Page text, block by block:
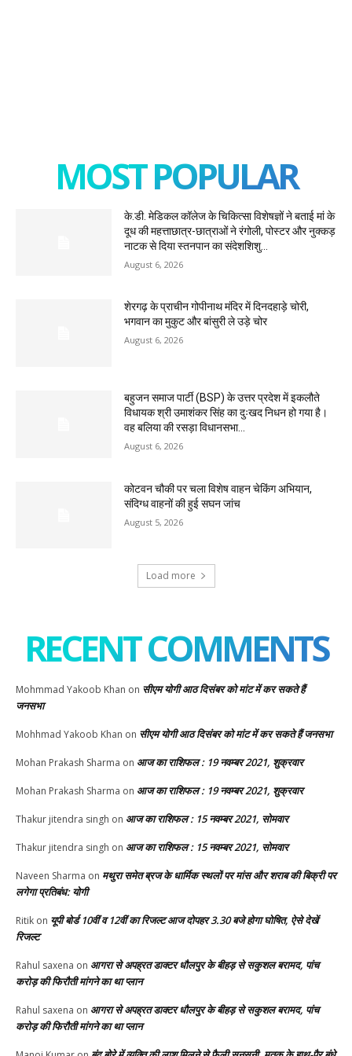
MOST POPULAR
के.डी. मेडिकल कॉलेज के चिकित्सा विशेषज्ञों ने बताई मां के
दूध की महत्ताछात्र-छात्राओं ने रंगोली, पोस्टर और नुक्कड़
नाटक से दिया स्तनपान का संदेशशिशु...
August 6, 2026
शेरगढ़ के प्राचीन गोपीनाथ मंदिर में दिनदहाड़े चोरी,
भगवान का मुकुट और बांसुरी ले उड़े चोर
August 6, 2026
बहुजन समाज पार्टी (BSP) के उत्तर प्रदेश में इकलौते
विधायक श्री उमाशंकर सिंह का दुःखद निधन हो गया है।
वह बलिया की रसड़ा विधानसभा...
August 6, 2026
कोटवन चौकी पर चला विशेष वाहन चेकिंग अभियान,
संदिग्ध वाहनों की हुई सघन जांच
August 5, 2026
Load more
RECENT COMMENTS
Mohmmad Yakoob Khan on सीएम योगी आठ दिसंबर को मांट में कर सकते हैं
जनसभा
Mohhmad Yakoob Khan on सीएम योगी आठ दिसंबर को मांट में कर सकते हैं जनसभा
Mohan Prakash Sharma on आज का राशिफल : 19 नवम्बर 2021, शुक्रवार
Mohan Prakash Sharma on आज का राशिफल : 19 नवम्बर 2021, शुक्रवार
Thakur jitendra singh on आज का राशिफल : 15 नवम्बर 2021, सोमवार
Thakur jitendra singh on आज का राशिफल : 15 नवम्बर 2021, सोमवार
Naveen Sharma on मथुरा समेत ब्रज के धार्मिक स्थलों पर मांस और शराब की बिक्री पर
लगेगा प्रतिबंध: योगी
Ritik on यूपी बोर्ड 10वीं व 12वीं का रिजल्ट आज दोपहर 3.30 बजे होगा घोषित, ऐसे देखें
रिजल्ट
Rahul saxena on आगरा से अपह्रत डाक्टर धौलपुर के बीहड़ से सकुशल बरामद, पांच
करोड़ की फिरौती मांगने का था प्लान
Rahul saxena on आगरा से अपह्रत डाक्टर धौलपुर के बीहड़ से सकुशल बरामद, पांच
करोड़ की फिरौती मांगने का था प्लान